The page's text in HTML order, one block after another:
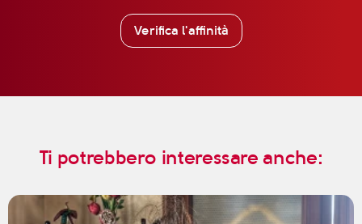
Verifica l'affinità
Ti potrebbero interessare anche: